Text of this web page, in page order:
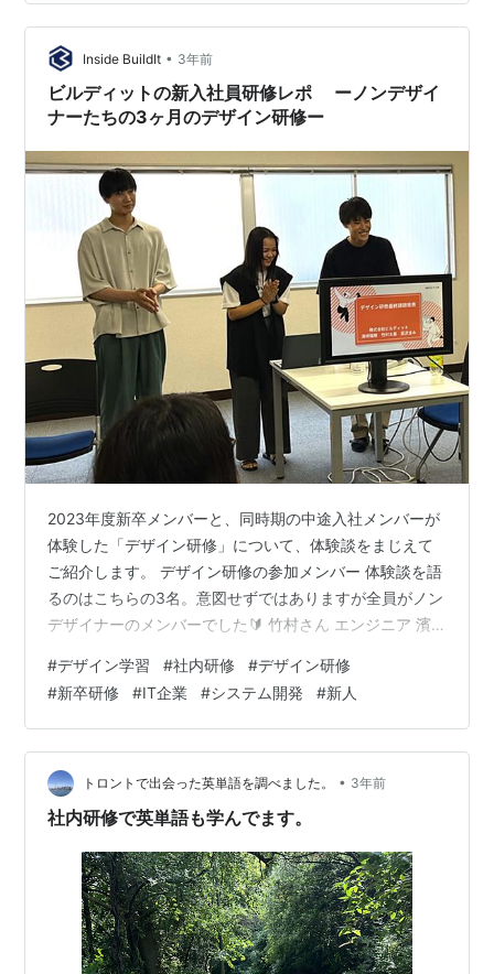
インテーマとしていくウェブインパ…
Inside BuildIt • 3年前
ビルディットの新入社員研修レポ ーノンデザイ
ナーたちの3ヶ月のデザイン研修ー
2023年度新卒メンバーと、同時期の中途入社メンバーが
体験した「デザイン研修」について、体験談をまじえて
ご紹介します。 デザイン研修の参加メンバー 体験談を語
るのはこちらの3名。意図せずではありますが全員がノン
デザイナーのメンバーでした🔰 竹村さん エンジニア 濱
進担当 デザイン研修の概要 研修期間は3ヶ月 5月中旬か
ら7月末までの毎週金曜日、計12回に渡りたっぷりとデザ
インについて学びました。 外部の講師を招聘 Webデザイ
ナー育成スクールの「DESIGN CAMPUS」運営者・塾長
の濱野 将さんに講師をお願いしました。（オススメで…
#デザイン学習 #社内研修 #デザイン研修
#新卒研修 #IT企業 #システム開発 #新人
トロントで出会った英単語を調べました。 • 3年前
社内研修で英単語も学んでます。